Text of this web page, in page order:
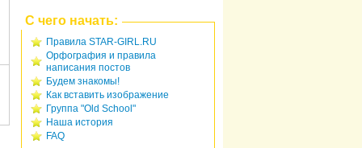
С чего начать:
Правила STAR-GIRL.RU
Орфография и правила
написания постов
Будем знакомы!
Как вставить изображение
Группа "Old School"
Наша история
FAQ